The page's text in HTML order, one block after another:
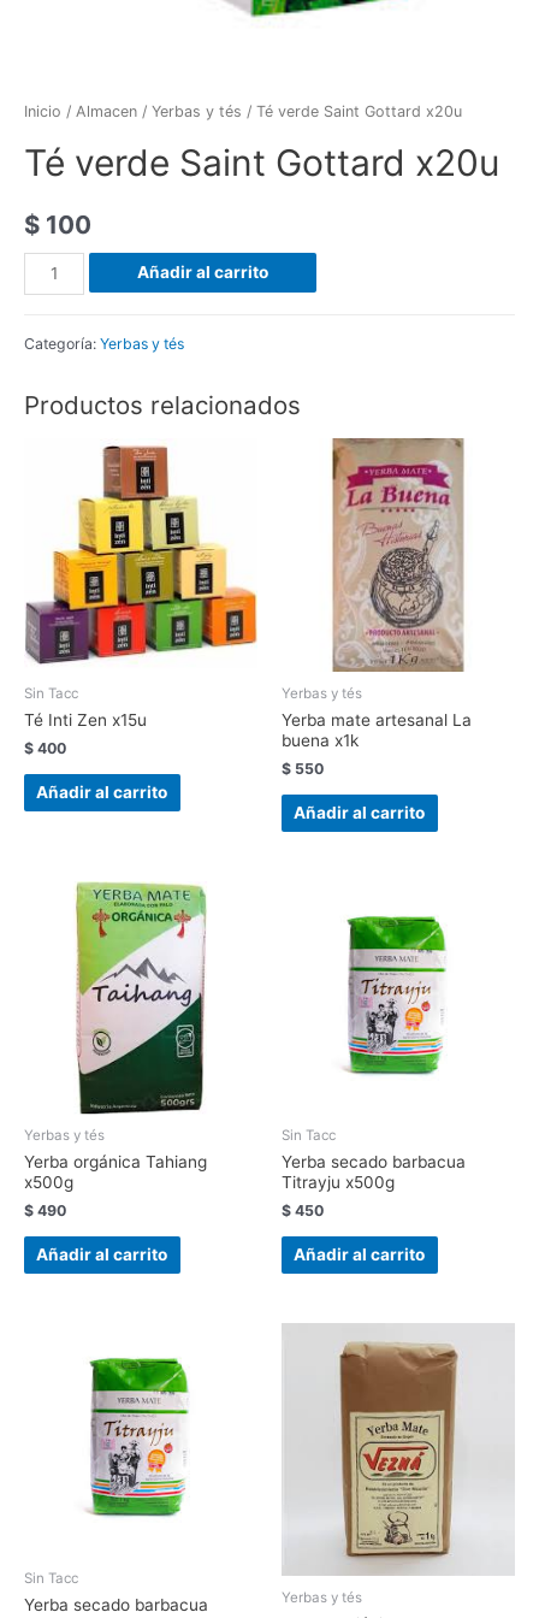
Inicio / Almacen / Yerbas y tés / Té verde Saint Gottard x20u
Té verde Saint Gottard x20u
$ 100
verde
Gottard
cantidad
Añadir al carrito
Categoría: Yerbas y tés
Productos relacionados
Sin Tacc
Té Inti Zen x15u
$ 400
Añadir al carrito
Yerbas y tés
Yerba mate artesanal La
buena x1k
$ 550
Añadir al carrito
Yerbas y tés
Yerba orgánica Tahiang
x500g
$ 490
Añadir al carrito
Sin Tacc
Yerba secado barbacua
Titrayju x500g
$ 450
Añadir al carrito
Sin Tacc
Yerba secado barbacua
Yerbas y tés